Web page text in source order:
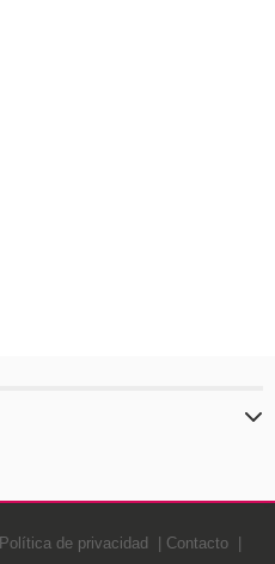
Política de privacidad Contacto